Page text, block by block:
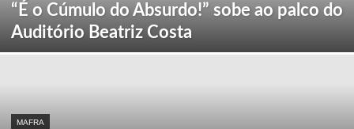
“É o Cúmulo do Absurdo!” sobe ao palco do
Auditório Beatriz Costa
MAFRA